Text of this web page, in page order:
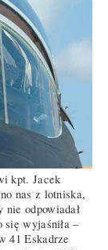
kpt. Jacek
nas z lotniska,
odpowiadał
się wyjaśniła –
41 Eskadrze